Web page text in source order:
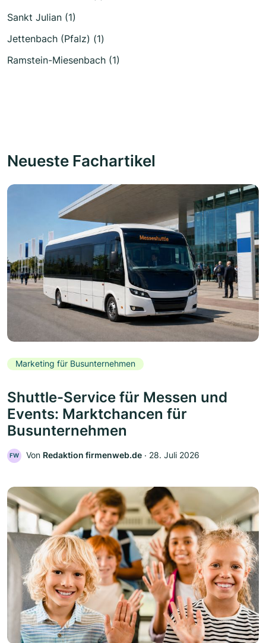
Sankt Julian (1)
Jettenbach (Pfalz) (1)
Ramstein-Miesenbach (1)
Neueste Fachartikel
Marketing für Busunternehmen
Shuttle-Service für Messen und
Events: Marktchancen für
Busunternehmen
FW Von Redaktion firmenweb.de ‧ 28. Juli 2026